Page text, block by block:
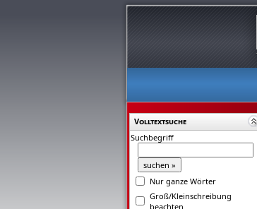
Volltextsuche
Suchbegriff
Nur ganze Wörter
Groß/Kleinschreibung
beachten